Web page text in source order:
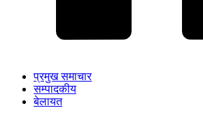
प्रमुख समाचार
सम्पादकीय
बेलायत